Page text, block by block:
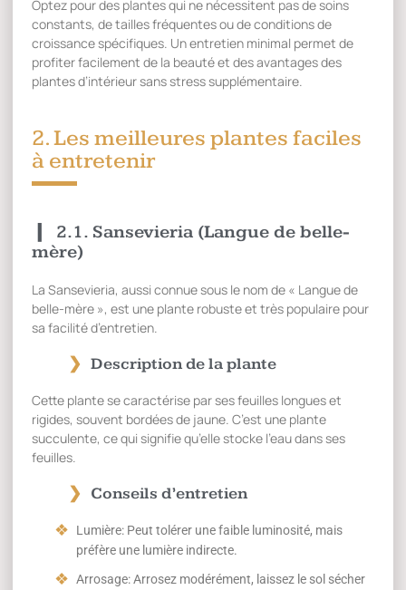
Optez pour des plantes qui ne nécessitent pas de soins
constants, de tailles fréquentes ou de conditions de
croissance spécifiques. Un entretien minimal permet de
profiter facilement de la beauté et des avantages des
plantes d’intérieur sans stress supplémentaire.
2. Les meilleures plantes faciles
à entretenir
2.1. Sansevieria (Langue de belle-
mère)
La Sansevieria, aussi connue sous le nom de « Langue de
belle-mère », est une plante robuste et très populaire pour
sa facilité d’entretien.
Description de la plante
Cette plante se caractérise par ses feuilles longues et
rigides, souvent bordées de jaune. C’est une plante
succulente, ce qui signifie qu’elle stocke l’eau dans ses
feuilles.
Conseils d’entretien
Lumière: Peut tolérer une faible luminosité, mais
préfère une lumière indirecte.
Arrosage: Arrosez modérément, laissez le sol sécher